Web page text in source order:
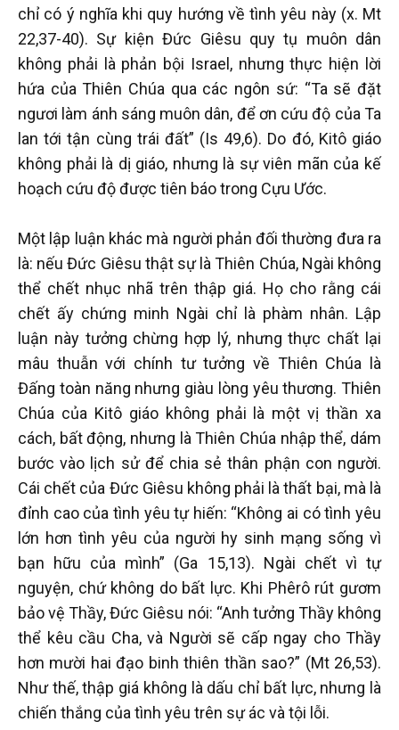
chỉ có ý nghĩa khi quy hướng về tình yêu này (x. Mt
22,37-40). Sự kiện Đức Giêsu quy tụ muôn dân
không phải là phản bội Israel, nhưng thực hiện lời
hứa của Thiên Chúa qua các ngôn sứ: “Ta sẽ đặt
ngươi làm ánh sáng muôn dân, để ơn cứu độ của Ta
lan tới tận cùng trái đất” (Is 49,6). Do đó, Kitô giáo
không phải là dị giáo, nhưng là sự viên mãn của kế
hoạch cứu độ được tiên báo trong Cựu Ước.
Một lập luận khác mà người phản đối thường đưa ra
là: nếu Đức Giêsu thật sự là Thiên Chúa, Ngài không
thể chết nhục nhã trên thập giá. Họ cho rằng cái
chết ấy chứng minh Ngài chỉ là phàm nhân. Lập
luận này tưởng chừng hợp lý, nhưng thực chất lại
mâu thuẫn với chính tư tưởng về Thiên Chúa là
Đấng toàn năng nhưng giàu lòng yêu thương. Thiên
Chúa của Kitô giáo không phải là một vị thần xa
cách, bất động, nhưng là Thiên Chúa nhập thể, dám
bước vào lịch sử để chia sẻ thân phận con người.
Cái chết của Đức Giêsu không phải là thất bại, mà là
đỉnh cao của tình yêu tự hiến: “Không ai có tình yêu
lớn hơn tình yêu của người hy sinh mạng sống vì
bạn hữu của mình” (Ga 15,13). Ngài chết vì tự
nguyện, chứ không do bất lực. Khi Phêrô rút gươm
bảo vệ Thầy, Đức Giêsu nói: “Anh tưởng Thầy không
thể kêu cầu Cha, và Người sẽ cấp ngay cho Thầy
hơn mười hai đạo binh thiên thần sao?” (Mt 26,53).
Như thế, thập giá không là dấu chỉ bất lực, nhưng là
chiến thắng của tình yêu trên sự ác và tội lỗi.